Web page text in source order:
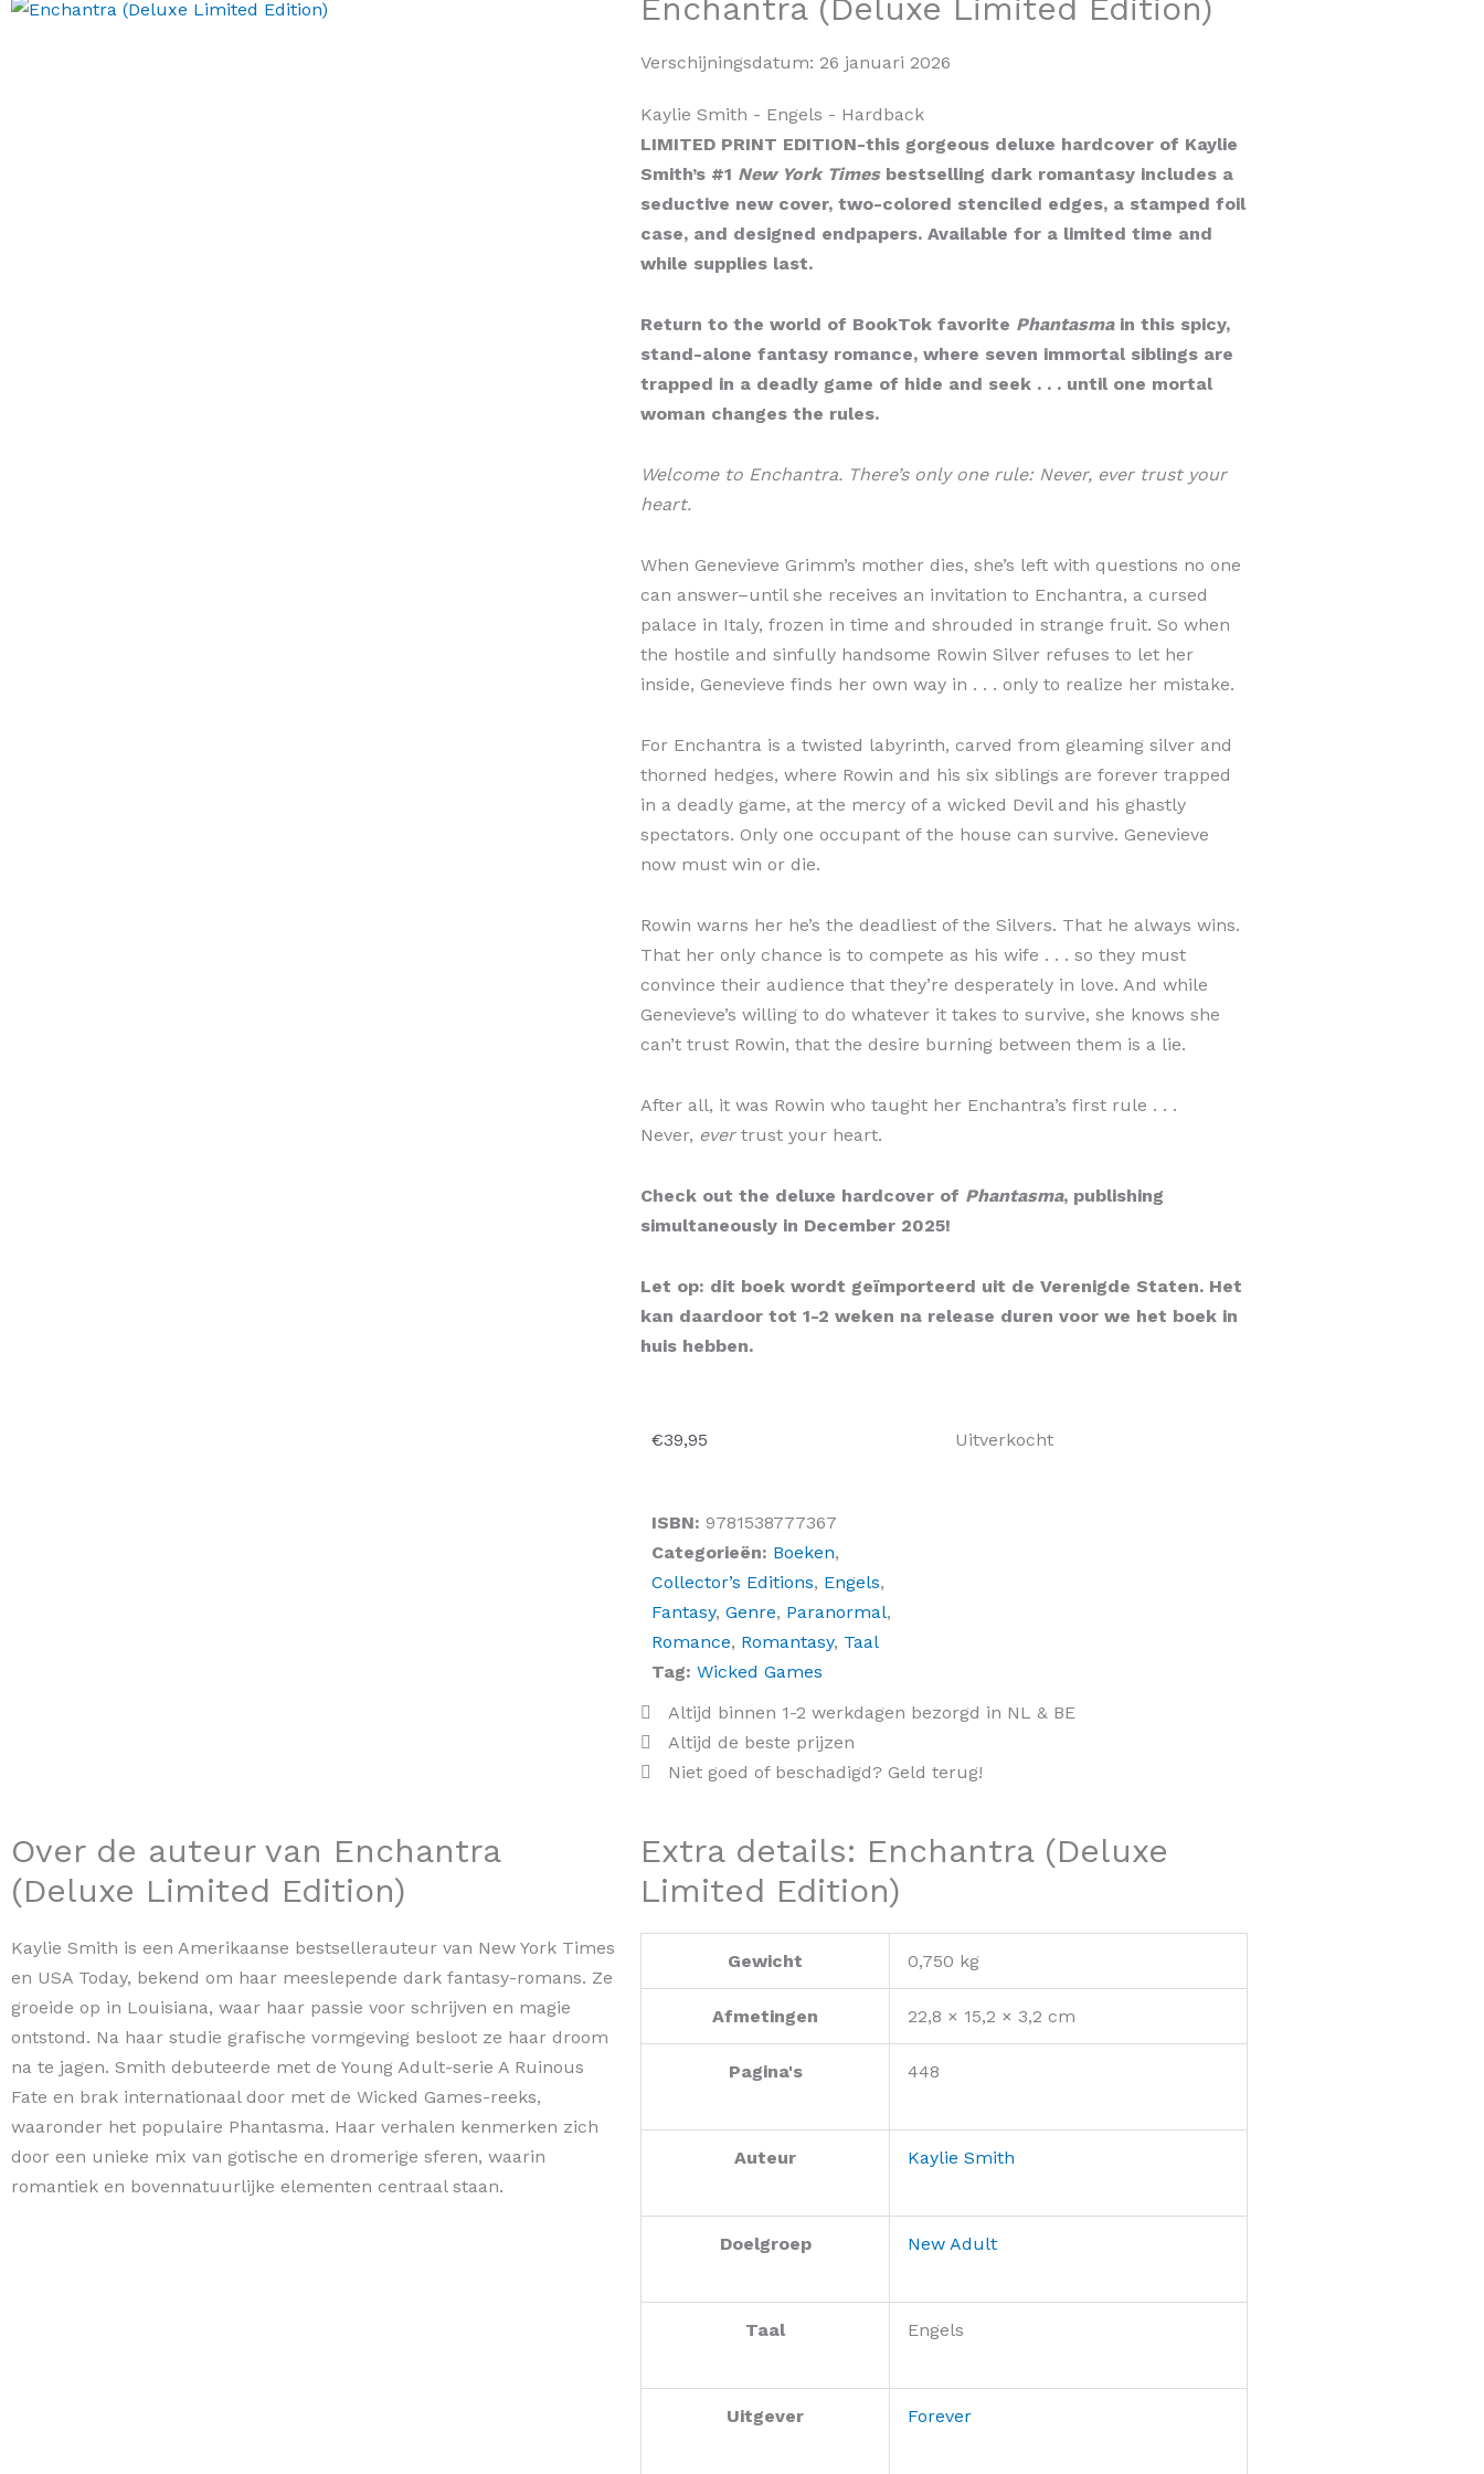
Enchantra (Deluxe Limited Edition)
Verschijningsdatum: 26 januari 2026
Kaylie Smith - Engels - Hardback
LIMITED PRINT EDITION-this gorgeous deluxe hardcover of Kaylie
Smith’s #1 New York Times bestselling dark romantasy includes a
seductive new cover, two-colored stenciled edges, a stamped foil
case, and designed endpapers. Available for a limited time and
while supplies last.
Return to the world of BookTok favorite Phantasmain this spicy,
stand-alone fantasy romance, where seven immortal siblings are
trapped in a deadly game of hide and seek . . . until one mortal
woman changes the rules.
Welcome to Enchantra. There’s only one rule: Never, ever trust your
heart.
When Genevieve Grimm’s mother dies, she’s left with questions no one
can answer–until she receives an invitation to Enchantra, a cursed
palace in Italy, frozen in time and shrouded in strange fruit. So when
the hostile and sinfully handsome Rowin Silver refuses to let her
inside, Genevieve finds her own way in . . . only to realize her mistake.
For Enchantra is a twisted labyrinth, carved from gleaming silver and
thorned hedges, where Rowin and his six siblings are forever trapped
in a deadly game, at the mercy of a wicked Devil and his ghastly
spectators. Only one occupant of the house can survive. Genevieve
now must win or die.
Rowin warns her he’s the deadliest of the Silvers. That he always wins.
That her only chance is to compete as his wife . . . so they must
convince their audience that they’re desperately in love. And while
Genevieve’s willing to do whatever it takes to survive, she knows she
can’t trust Rowin, that the desire burning between them is a lie.
After all, it was Rowin who taught her Enchantra’s first rule . . .
Never, evertrust your heart.
Check out the deluxe hardcover of Phantasma, publishing
simultaneously in December 2025!
Let op: dit boek wordt geïmporteerd uit de Verenigde Staten. Het
kan daardoor tot 1-2 weken na release duren voor we het boek in
huis hebben.
€39,95
ISBN: 9781538777367
Categorieën: Boeken,
Collector’s Editions, Engels,
Fantasy, Genre, Paranormal,
Romance, Romantasy, Taal
Tag: Wicked Games
Uitverkocht
Altijd binnen 1-2 werkdagen bezorgd in NL & BE
Altijd de beste prijzen
Niet goed of beschadigd? Geld terug!
Over de auteur van Enchantra
(Deluxe Limited Edition)
Kaylie Smith is een Amerikaanse bestsellerauteur van New York Times
en USA Today, bekend om haar meeslepende dark fantasy-romans. Ze
groeide op in Louisiana, waar haar passie voor schrijven en magie
ontstond. Na haar studie grafische vormgeving besloot ze haar droom
na te jagen. Smith debuteerde met de Young Adult-serie A Ruinous
Fate en brak internationaal door met de Wicked Games-reeks,
waaronder het populaire Phantasma. Haar verhalen kenmerken zich
door een unieke mix van gotische en dromerige sferen, waarin
romantiek en bovennatuurlijke elementen centraal staan.
Extra details: Enchantra (Deluxe
Limited Edition)
Gewicht 0,750 kg
Afmetingen 22,8 × 15,2 × 3,2 cm
Pagina's 448
Auteur Kaylie Smith
Doelgroep New Adult
Taal Engels
Uitgever Forever